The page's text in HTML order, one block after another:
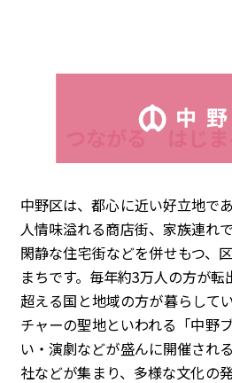
つながる はじ
中野区は、都心に近い好立地で
人情味溢れる商店街、家族連れ
閑静な住宅街などを併せもつ、
まちです。毎年約3万人の方が
超える国と地域の方が暮らして
チャーの聖地といわれる「中野
い・演劇などが盛んに開催され
社などが集まり、多様な文化の